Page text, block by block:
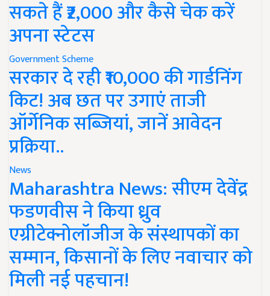
सकते हैं ₹2,000 और कैसे चेक करें
अपना स्टेटस
Government Scheme
सरकार दे रही ₹10,000 की गार्डनिंग
किट! अब छत पर उगाएं ताजी
ऑर्गेनिक सब्जियां, जानें आवेदन
प्रक्रिया..
News
Maharashtra News: सीएम देवेंद्र
फडणवीस ने किया ध्रुव
एग्रीटेक्नोलॉजीज के संस्थापकों का
सम्मान, किसानों के लिए नवाचार को
मिली नई पहचान!